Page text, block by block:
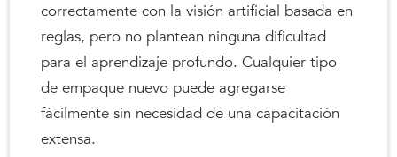
correctamente con la visión artificial basada en
reglas, pero no plantean ninguna dificultad
para el aprendizaje profundo. Cualquier tipo
de empaque nuevo puede agregarse
fácilmente sin necesidad de una capacitación
extensa.